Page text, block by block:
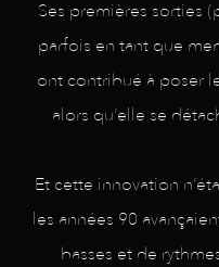
Ses premières sorties
parfois en tant que
ont contribué à poser
alors qu’elle se
Et cette innovation
les années 90
basses et de